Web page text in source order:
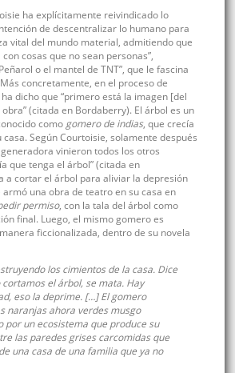
ha explícitamente reivindicado lo
de descentralizar lo humano para
vital del mundo material, admitiendo que
cosas que no sean personas”,
o el mantel de TNT”, que le fascina
concretamente, en el proceso de
ha dicho que “primero está la imagen [del
(citada en Bordaberry). El árbol es un
comogomero de indias, que crecía
Según Courtoisie, solamente después
vinieron todos los otros
que tenga el árbol” (citada en
a cortar el árbol para aliviar la depresión
una obra de teatro en su casa en
permiso, con la tala del árbol como
final. Luego, el mismo gomero es
ficcionalizada, dentro de su novela
los cimientos de la casa. Dice
el árbol, se mata. Hay
eso la deprime. […] El gomero
naranjas ahora verdes musgo
por un ecosistema que produce su
las paredes grises carcomidas que
una casa de una familia que ya no